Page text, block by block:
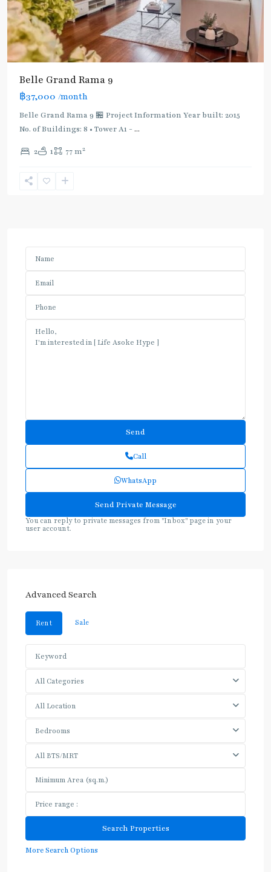
Belle Grand Rama 9
฿37,000 /month
Belle Grand Rama 9 🏪 Project Information Year built: 2015
No. of Buildings: 8 • Tower A1 - ...
2 1 77 m2
Call
WhatsApp
You can reply to private messages from "Inbox" page in your
user account.
Advanced Search
Rent Sale
All Categories
All Location
Bedrooms
All BTS/MRT
More Search Options